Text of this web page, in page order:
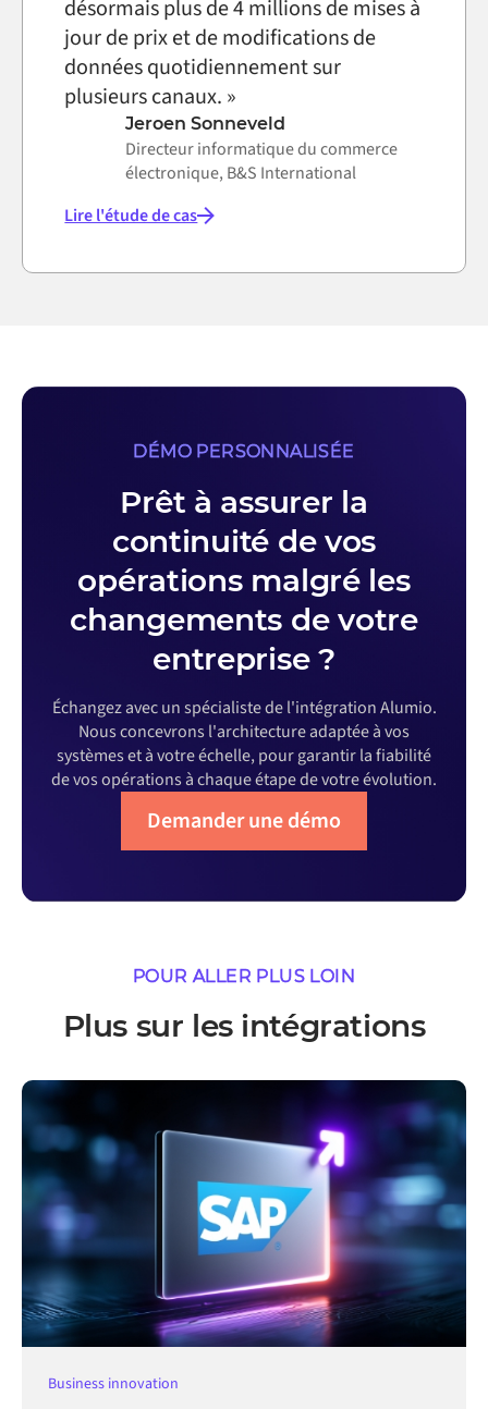
désormais plus de 4 millions de mises à
jour de prix et de modifications de
données quotidiennement sur
plusieurs canaux. »
Jeroen Sonneveld
Directeur informatique du commerce
électronique, B&S International
Lire l'étude de cas
DÉMO PERSONNALISÉE
Prêt à assurer la
continuité de vos
opérations malgré les
changements de votre
entreprise ?
Échangez avec un spécialiste de l'intégration Alumio.
Nous concevrons l'architecture adaptée à vos
systèmes et à votre échelle, pour garantir la fiabilité
de vos opérations à chaque étape de votre évolution.
Demander une démo
POUR ALLER PLUS LOIN
Plus sur les intégrations
Business innovation